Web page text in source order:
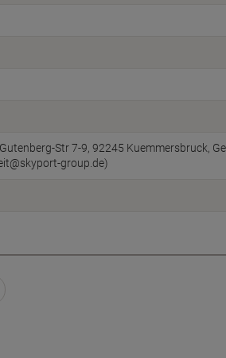
Str 7-9, 92245 Kuemmersbruck,
group.de)